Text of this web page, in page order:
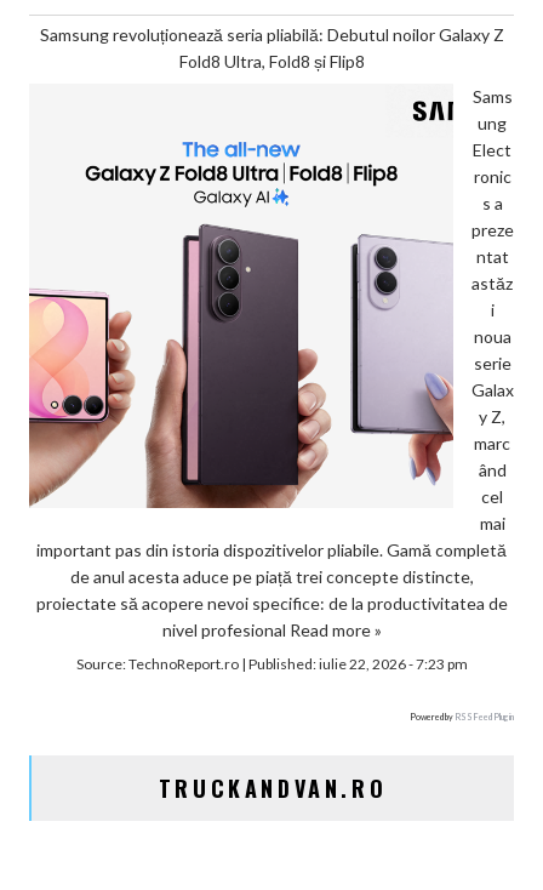
Samsung revoluționează seria pliabilă: Debutul noilor Galaxy Z
Fold8 Ultra, Fold8 și Flip8
Sams
ung
Elect
ronic
s a
preze
ntat
astăz
i
noua
serie
Galax
y Z,
marc
ând
cel
mai
important pas din istoria dispozitivelor pliabile. Gamă completă
de anul acesta aduce pe piață trei concepte distincte,
proiectate să acopere nevoi specifice: de la productivitatea de
nivel profesional Read more »
Source:TechnoReport.ro| Published:iulie 22, 2026 - 7:23 pm
Powered by RSS Feed Plugin
TRUCKANDVAN.RO